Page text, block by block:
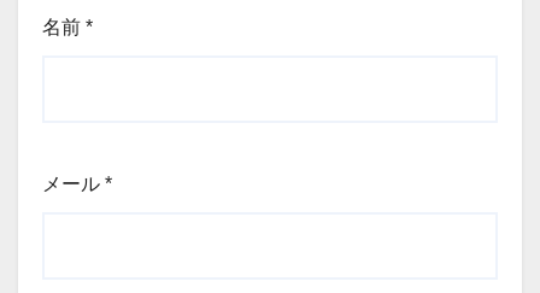
名前 *
メール *